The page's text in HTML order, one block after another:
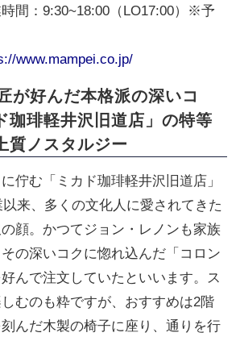
間：9:30~18:00（LO17:00）※予
www.mampei.co.jp/
が好んだ本格派の深いコ
珈琲軽井沢旧道店」の特等
質ノスタルジー
佇む「ミカド珈琲軽井沢旧道店」
来、多くの文化人に愛されてきた
顔。かつてジョン・レノンも家族
の深いコクに惚れ込んだ「コロン
んで注文していたといいます。ス
むのも粋ですが、おすすめは2階
んだ木製の椅子に座り、通りを行